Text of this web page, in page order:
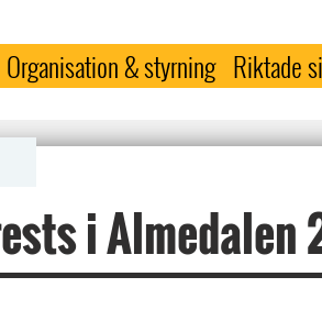
Organisation & styrning Riktade
i Almedalen